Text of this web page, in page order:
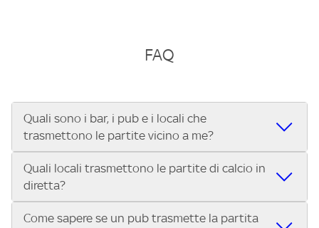
FAQ
Quali sono i bar, i pub e i locali che
trasmettono le partite vicino a me?
Se cerchi un bar, pub, ristorante o locale vicino a te per
vedere le partite di Serie A ENILIVE, la Serie C Sky Wifi, la
UEFA Champions League, la UEFA Europa League, la UEFA
Conference League, il Tennis, la Formula 1®, la MotoGP™ e
Quali locali trasmettono le partite di calcio in
diretta?
Vuoi sapere quali bar, pub o ristoranti mostrano le partite
Come sapere se un pub trasmette la partita